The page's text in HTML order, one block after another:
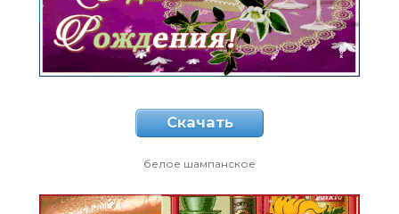
Скачать
белое шампанское